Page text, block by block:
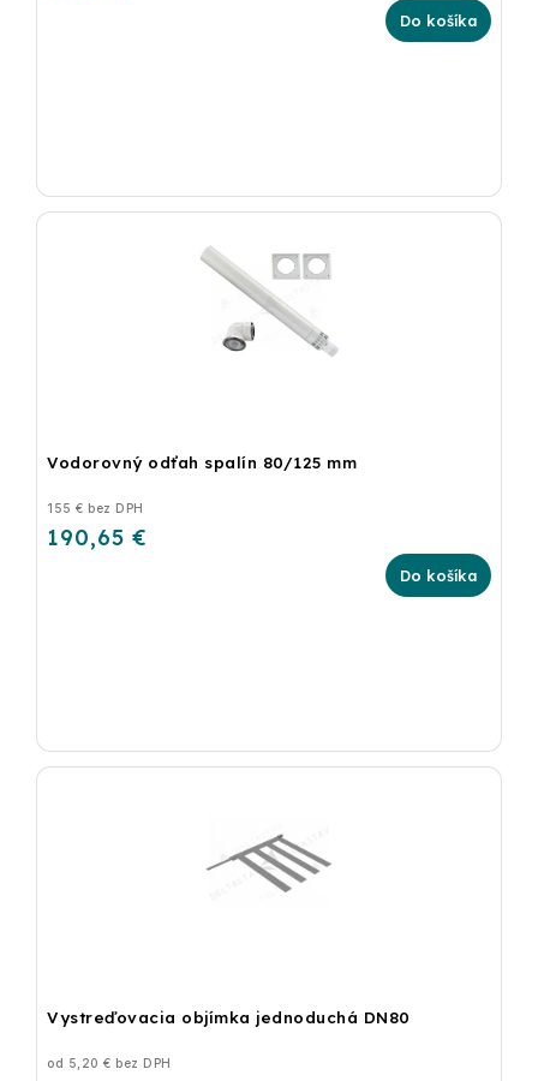
Do košíka
Vodorovný odťah spalín 80/125 mm
155 € bez DPH
190,65 €
Do košíka
Vystreďovacia objímka jednoduchá DN80
od 5,20 € bez DPH